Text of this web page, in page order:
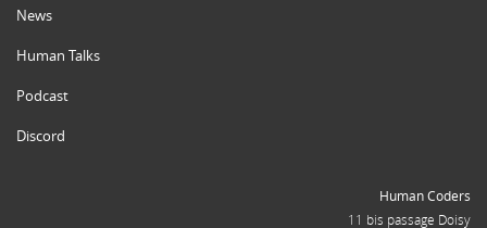
News
Human Talks
Podcast
Discord
Human Coders
11 bis passage Doisy